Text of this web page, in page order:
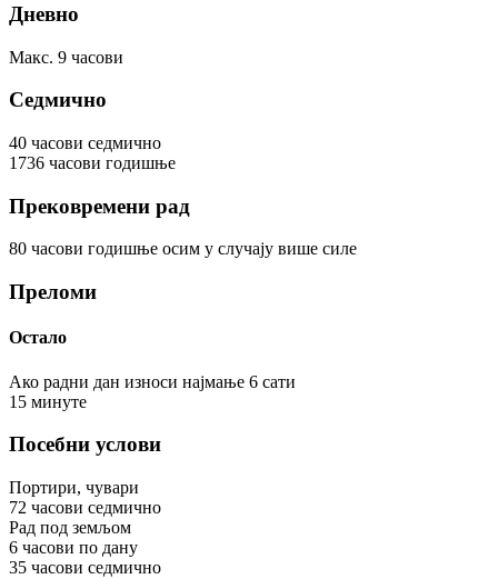
Дневно
Макс. 9 часови
Седмично
40 часови седмично
1736 часови годишње
Прековремени рад
80 часови годишње осим у случају више силе
Преломи
Остало
Ако радни дан износи најмање 6 сати
15 минуте
Посебни услови
Портири, чувари
72 часови седмично
Рад под земљом
6 часови по дану
35 часови седмично